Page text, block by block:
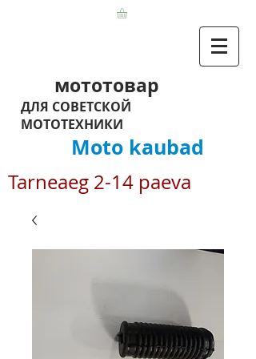
мототовар
ДЛЯ СОВЕТСКОЙ
МОТОТЕХНИКИ
Moto kaubad
Tarneaeg 2-14 paeva